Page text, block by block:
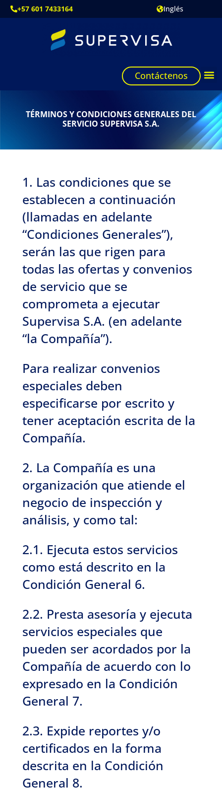
+57 601 7433164 Inglés
Contáctenos
TÉRMINOS Y CONDICIONES GENERALES DEL
SERVICIO SUPERVISA S.A.
1. Las condiciones que se
establecen a continuación
(llamadas en adelante
“Condiciones Generales”),
serán las que rigen para
todas las ofertas y convenios
de servicio que se
comprometa a ejecutar
Supervisa S.A. (en adelante
“la Compañía”).
Para realizar convenios
especiales deben
especificarse por escrito y
tener aceptación escrita de la
Compañía.
2. La Compañía es una
organización que atiende el
negocio de inspección y
análisis, y como tal:
2.1. Ejecuta estos servicios
como está descrito en la
Condición General 6.
2.2. Presta asesoría y ejecuta
servicios especiales que
pueden ser acordados por la
Compañía de acuerdo con lo
expresado en la Condición
General 7.
2.3. Expide reportes y/o
certificados en la forma
descrita en la Condición
General 8.